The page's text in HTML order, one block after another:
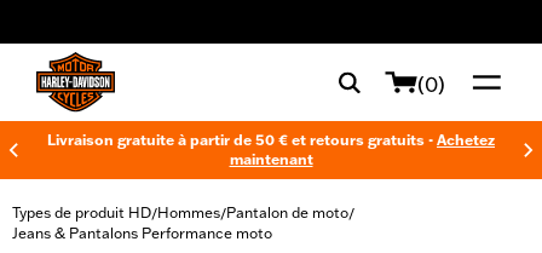
(0)
Livraison gratuite à partir de 50 € et retours gratuits - Achetez
maintenant
Types de produit HD/Hommes/Pantalon de moto/
Jeans & Pantalons Performance moto